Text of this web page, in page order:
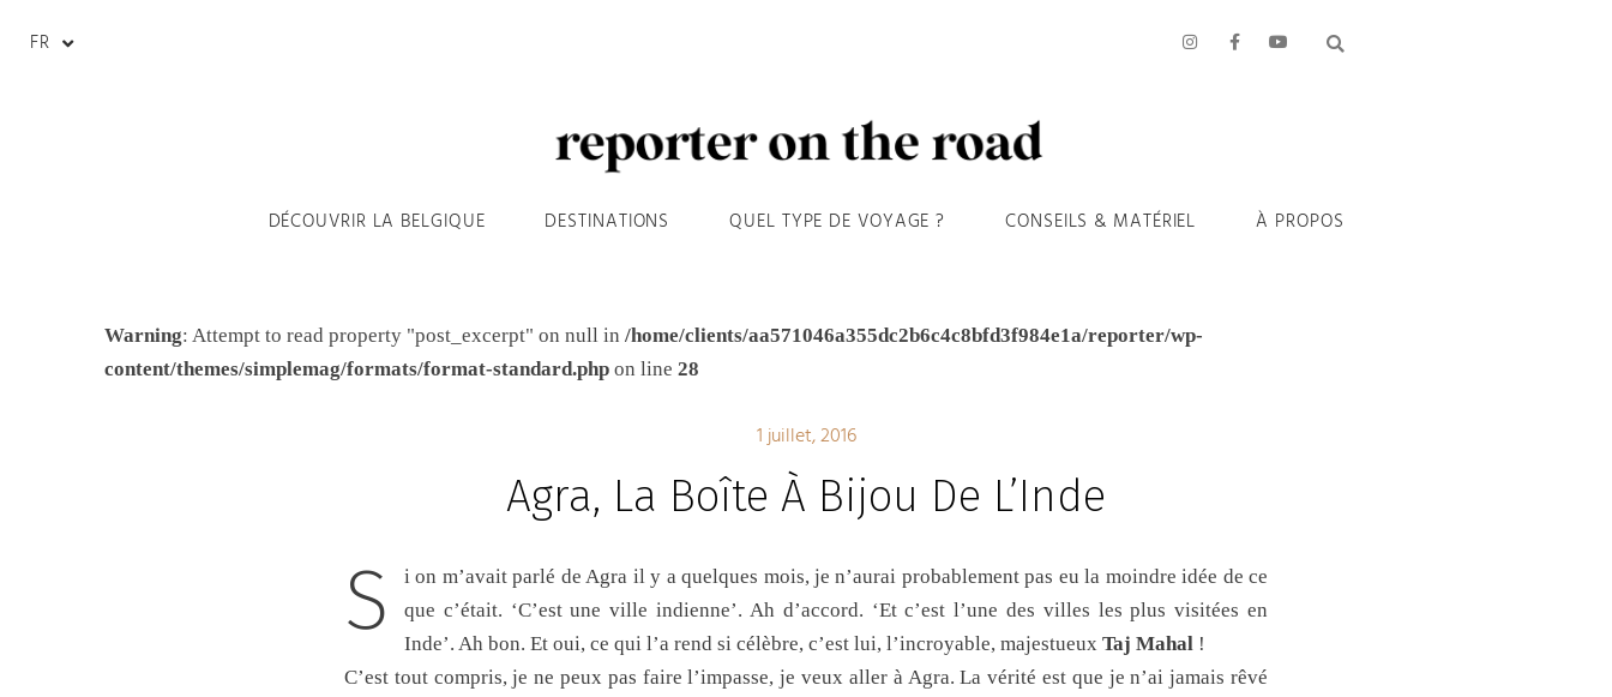
FR
DÉCOUVRIR LA BELGIQUE DESTINATIONS QUEL TYPE DE VOYAGE ? CONSEILS & MATÉRIEL À PROPOS
Warning: Attempt to read property "post_excerpt" on null in /home/clients/aa571046a355dc2b6c4c8bfd3f984e1a/reporter/wp-
content/themes/simplemag/formats/format-standard.php on line 28
1 juillet, 2016
Agra, La Boîte À Bijou De L’Inde
S
i on m’avait parlé de Agra il y a quelques mois, je n’aurai probablement pas eu la moindre idée de ce
que c’était. ‘C’est une ville indienne’. Ah d’accord. ‘Et c’est l’une des villes les plus visitées en
Inde’. Ah bon. Et oui, ce qui l’a rend si célèbre, c’est lui, l’incroyable, majestueux Taj Mahal !
C’est tout compris, je ne peux pas faire l’impasse, je veux aller à Agra. La vérité est que je n’ai jamais rêvé